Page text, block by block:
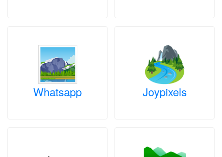
Whatsapp Joypixels